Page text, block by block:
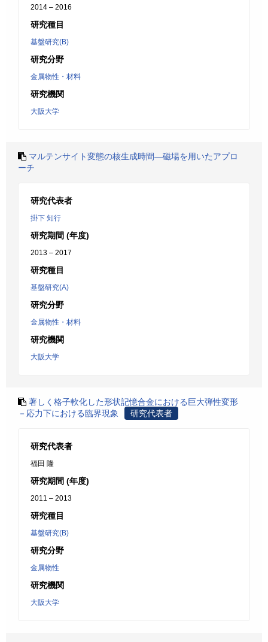
2014 – 2016
研究種目
基盤研究(B)
研究分野
金属物性・材料
研究機関
大阪大学
マルテンサイト変態の核生成時間―磁場を用いたアプロ
ーチ
研究代表者
掛下 知行
研究期間 (年度)
2013 – 2017
研究種目
基盤研究(A)
研究分野
金属物性・材料
研究機関
大阪大学
著しく格子軟化した形状記憶合金における巨大弾性変形
－応力下における臨界現象
研究代表者
研究代表者
福田 隆
研究期間 (年度)
2011 – 2013
研究種目
基盤研究(B)
研究分野
金属物性
研究機関
大阪大学